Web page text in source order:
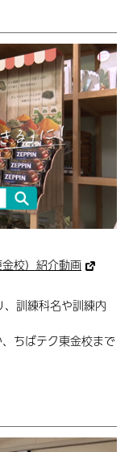
校）紹介動画
訓練科名や訓練内
ちばテク東金校まで